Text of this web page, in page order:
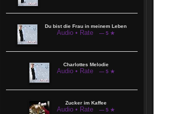
Du bist die Frau in meinem Leben
Audio • Rate — 5 ★
Charlottes Melodie
Audio • Rate — 5 ★
Zucker im Kaffee
Audio • Rate — 5 ★